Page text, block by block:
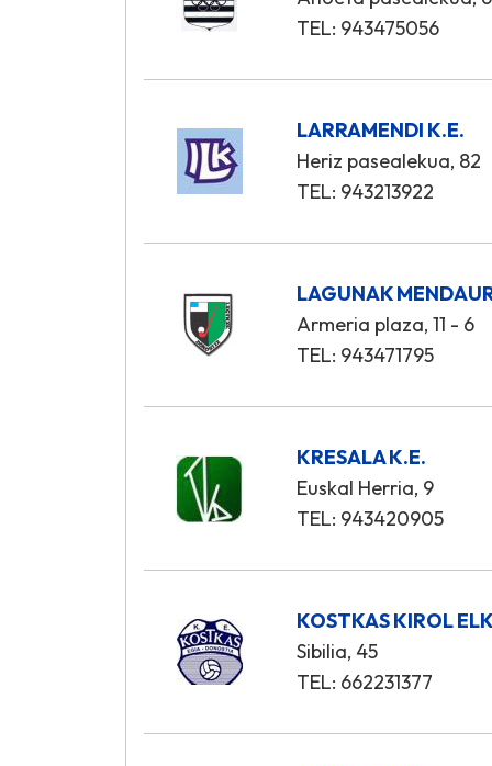
TEL: 943475056
LARRAMENDI K.E.
Heriz pasealekua, 82
TEL: 943213922
LAGUNAK
Armeria plaza, 11 - 6
TEL: 943471795
KRESALA K.E.
Euskal Herria, 9
TEL: 943420905
KOSTKAS KIROL
Sibilia, 45
TEL: 662231377